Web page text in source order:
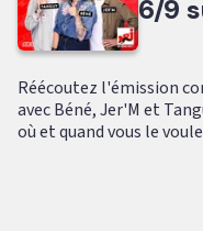
6/9
Réécoutez l'émission
avec Béné, Jer'M et
où et quand vous le